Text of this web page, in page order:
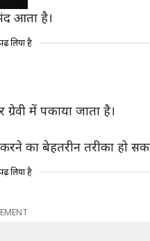
आता है।
लिया है
में पकाया जाता है।
का बेहतरीन तरीका हो
लिया है